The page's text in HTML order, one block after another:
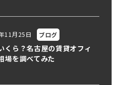
11月25日 ブログ
くら？名古屋の賃貸オフィ
場を調べてみた